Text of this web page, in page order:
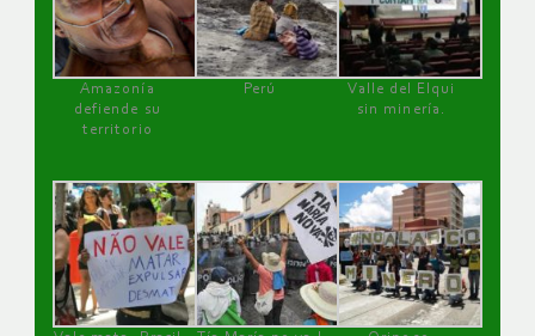
Amazonía
defiende su
territorio
Perú
Valle del Elqui
sin minería.